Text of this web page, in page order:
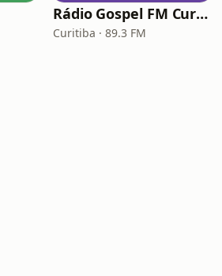
Rádio Gospel FM Curitiba
Curitiba · 89.3 FM